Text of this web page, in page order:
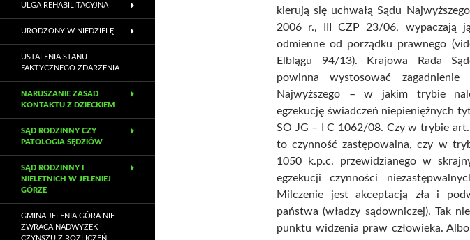
kierują się uchwałą Sądu
2006 r., III CZP 23/06, wypaczają
odmienne od porządku prawnego
Elblągu 94/13). Krajowa Rada
powinna wystosować
Najwyższego – w jakim trybie
egzekucję świadczeń niepieniężnych
SO JG – I C 1062/08. Czy w trybie
to czynność zastępowalna, czy w
1050 k.p.c. przewidzianego w
egzekucji czynności
Milczenie jest akceptacją zła i
państwa (władzy sądowniczej). Tak
punktu widzenia praw człowieka.
ULGA REHABILITACYJNA
URODZONY W NIEDZIELĘ
USTALENIA STANU
FAKTYCZNEGO ZDARZENIA
NARUSZANIE ZASAD
KONTAKTU Z DZIECKIEM
SĄD RODZINNY CZY
PATOLOGIA SĘDZIÓW
SĄD RODZINNY I
NIELETNICH W JELENIEJ
GÓRZE
GMINA JELENIA GÓRA NIE
ZWRACA NADWYŻEK
CZYNSZU Z ROZLICZEŃ